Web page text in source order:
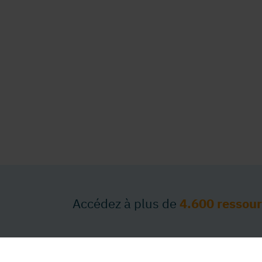
Accédez à plus de 4.600